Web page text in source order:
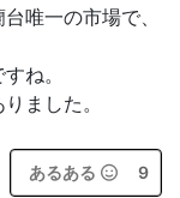
唯一の市場で、
ね。
ました。
あるある 9